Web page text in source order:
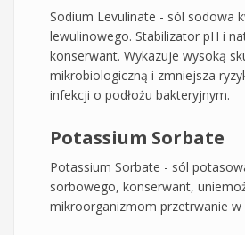
Sodium Levulinate - sól sodowa
lewulinowego. Stabilizator pH i
konserwant. Wykazuje wysoką
mikrobiologiczną i zmniejsza
infekcji o podłożu bakteryjnym.
Potassium Sorbate
Potassium Sorbate - sól
sorbowego, konserwant,
mikroorganizmom przetrwanie w